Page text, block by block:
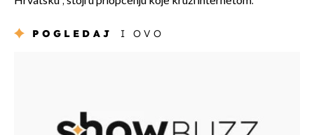
POGLEDAJ I OVO